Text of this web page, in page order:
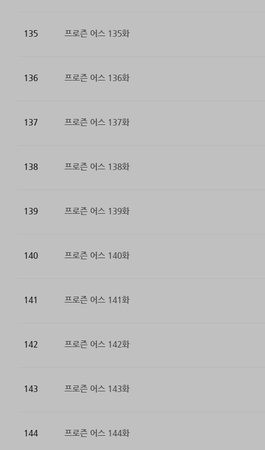
135 프로즌 어스 135화
136 프로즌 어스 136화
137 프로즌 어스 137화
138 프로즌 어스 138화
139 프로즌 어스 139화
140 프로즌 어스 140화
141 프로즌 어스 141화
142 프로즌 어스 142화
143 프로즌 어스 143화
144 프로즌 어스 144화